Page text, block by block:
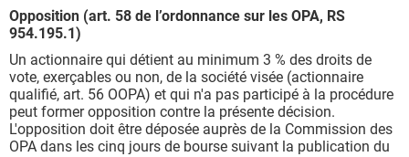
Opposition (art. 58 de l’ordonnance sur les OPA, RS
954.195.1)
Un actionnaire qui détient au minimum 3 % des droits de
vote, exerçables ou non, de la société visée (actionnaire
qualifié, art. 56 OOPA) et qui n'a pas participé à la procédure
peut former opposition contre la présente décision.
L'opposition doit être déposée auprès de la Commission des
OPA dans les cinq jours de bourse suivant la publication du